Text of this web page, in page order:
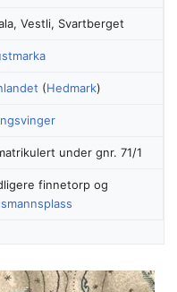
Vestli, Svartberget
(Hedmark)
under gnr. 71/1
finnetorp og